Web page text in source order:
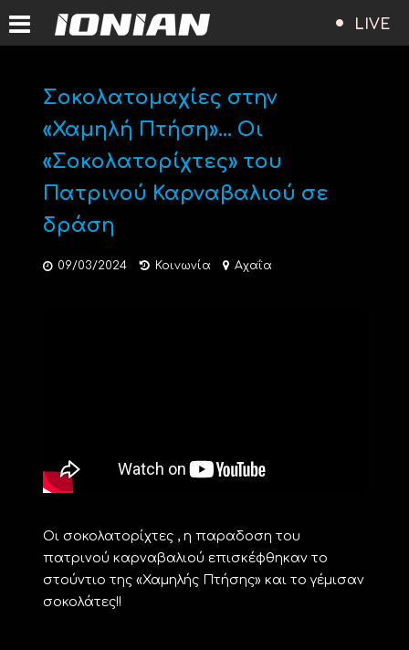
LIVE
Σοκολατομαχίες στην
«Χαμηλή Πτήση»… Οι
«Σοκολατορίχτες» του
Πατρινού Καρναβαλιού σε
δράση
09/03/2024 Κοινωνία Αχαΐα
Οι σοκολατορίχτες , η παραδοση του
πατρινού καρναβαλιού επισκέφθηκαν το
στούντιο της «Χαμηλής Πτήσης» και το γέμισαν
σοκολάτες!!